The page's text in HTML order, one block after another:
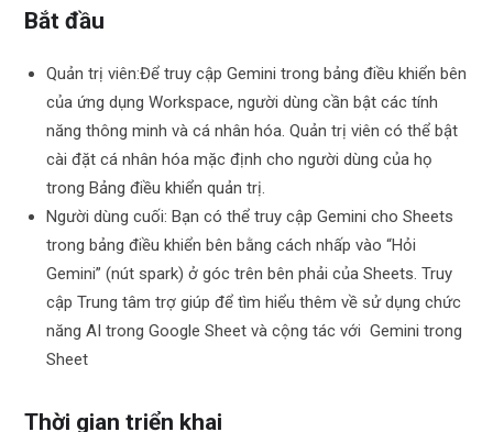
Bắt đầu
Quản trị viên:Để truy cập Gemini trong bảng điều khiển bên
của ứng dụng Workspace, người dùng cần bật các tính
năng thông minh và cá nhân hóa. Quản trị viên có thể bật
cài đặt cá nhân hóa mặc định cho người dùng của họ
trong Bảng điều khiển quản trị.
Người dùng cuối: Bạn có thể truy cập Gemini cho Sheets
trong bảng điều khiển bên bằng cách nhấp vào “Hỏi
Gemini” (nút spark) ở góc trên bên phải của Sheets. Truy
cập Trung tâm trợ giúp để tìm hiểu thêm về sử dụng chức
năng AI trong Google Sheet và cộng tác với Gemini trong
Sheet
Thời gian triển khai